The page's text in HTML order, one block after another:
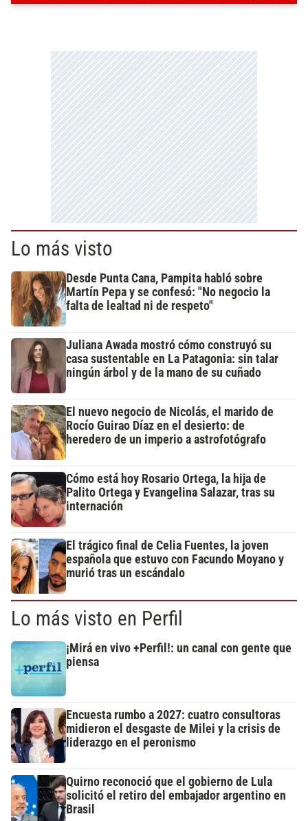
Lo más visto
Desde Punta Cana, Pampita habló sobre
Martín Pepa y se confesó: "No negocio la
falta de lealtad ni de respeto"
Juliana Awada mostró cómo construyó su
casa sustentable en La Patagonia: sin talar
ningún árbol y de la mano de su cuñado
El nuevo negocio de Nicolás, el marido de
Rocío Guirao Díaz en el desierto: de
heredero de un imperio a astrofotógrafo
Cómo está hoy Rosario Ortega, la hija de
Palito Ortega y Evangelina Salazar, tras su
internación
El trágico final de Celia Fuentes, la joven
española que estuvo con Facundo Moyano y
murió tras un escándalo
Lo más visto en Perfil
¡Mirá en vivo +Perfil!: un canal con gente que
piensa
Encuesta rumbo a 2027: cuatro consultoras
midieron el desgaste de Milei y la crisis de
liderazgo en el peronismo
Quirno reconoció que el gobierno de Lula
solicitó el retiro del embajador argentino en
Brasil